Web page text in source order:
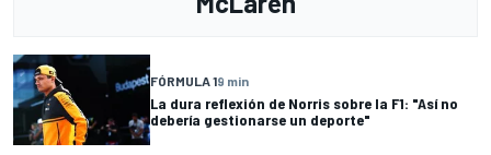
FÓRMULA 19 min
La dura reflexión de Norris sobre la F1: "Así no
debería gestionarse un deporte"